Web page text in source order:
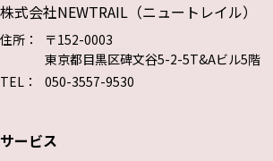
株式会社NEWTRAIL（ニュートレイル）
住所：
〒152-0003
東京都目黒区碑文谷5-2-5T&Aビル5階
TEL：
050-3557-9530
サービス